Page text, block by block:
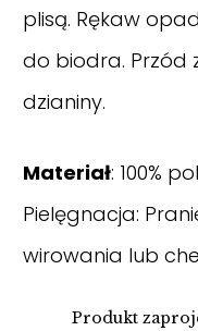
plisą. Rękaw
do biodra. Przód
dzianiny.
Materiał: 100%
Pielęgnacja:
wirowania lub
Produkt